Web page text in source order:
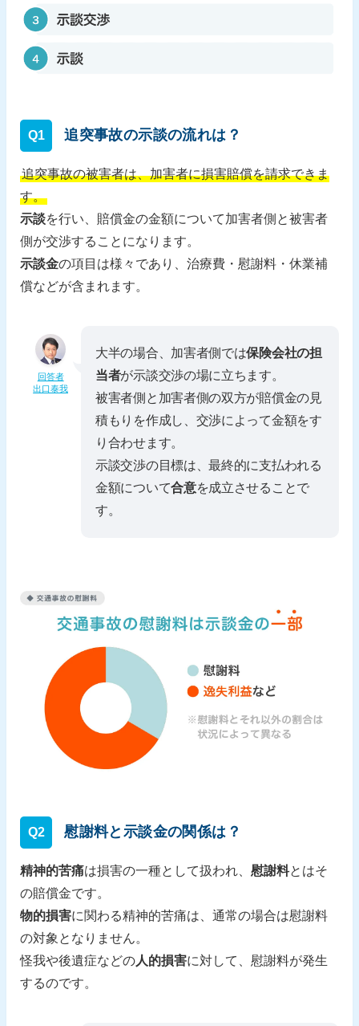
Q1 追突事故の示談の流れは？
追突事故の被害者は、加害者に損害賠償を請求できま
す。
示談を行い、賠償金の金額について加害者側と被害者
側が交渉することになります。
示談金の項目は様々であり、治療費・慰謝料・休業補
償などが含まれます。
回答者
出口泰我
大半の場合、加害者側では保険会社の担
当者が示談交渉の場に立ちます。
被害者側と加害者側の双方が賠償金の見
積もりを作成し、交渉によって金額をす
り合わせます。
示談交渉の目標は、最終的に支払われる
金額について合意を成立させることで
す。
Q2 慰謝料と示談金の関係は？
精神的苦痛は損害の一種として扱われ、慰謝料とはそ
の賠償金です。
物的損害に関わる精神的苦痛は、通常の場合は慰謝料
の対象となりません。
怪我や後遺症などの人的損害に対して、慰謝料が発生
するのです。